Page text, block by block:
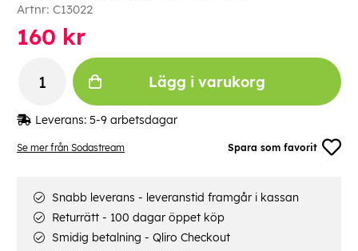
Se mer från Sodastream Spara som favorit
Artnr: C13022
160 kr
Lägg i varukorg
Leverans: 5-9 arbetsdagar
Snabb leverans - leveranstid framgår i kassan
Returrätt - 100 dagar öppet köp
Smidig betalning - Qliro Checkout